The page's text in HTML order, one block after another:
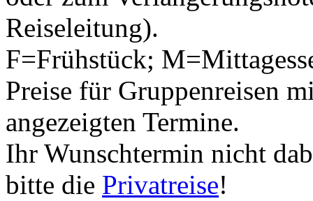
Reiseleitung).
F=Frühstück;
Preise für Gruppenreisen
angezeigten Termine.
Ihr Wunschtermin nicht
bitte die Privatreise!